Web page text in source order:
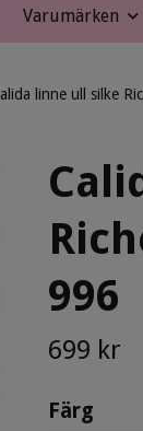
Varumärken
linne ull silke
996
699 kr
Färg